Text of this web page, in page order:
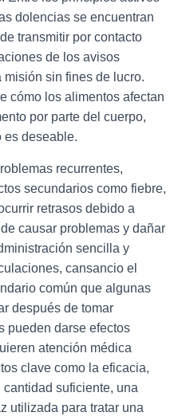
dolencias se encuentran
transmitir por contacto
de los avisos
sin fines de lucro.
cómo los alimentos afectan
por parte del cuerpo,
es deseable.
recurrentes,
secundarios como fiebre,
retrasos debido a
causar problemas y dañar
sencilla y
cansancio el
común que algunas
después de tomar
pueden darse efectos
atención médica
clave como la eficacia,
suficiente, una
utilizada para tratar una